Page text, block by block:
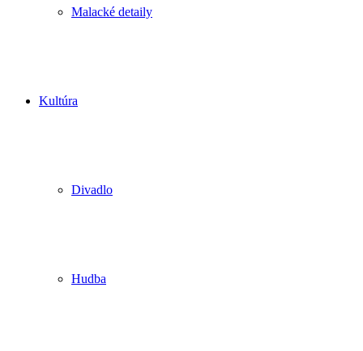
Malacké detaily
Kultúra
Divadlo
Hudba